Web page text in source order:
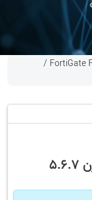
FortiGate
/